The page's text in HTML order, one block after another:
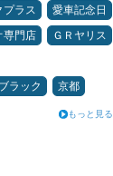
プラス
愛車記念日
専門店
ＧＲヤリス
ラック
京都
もっと見る